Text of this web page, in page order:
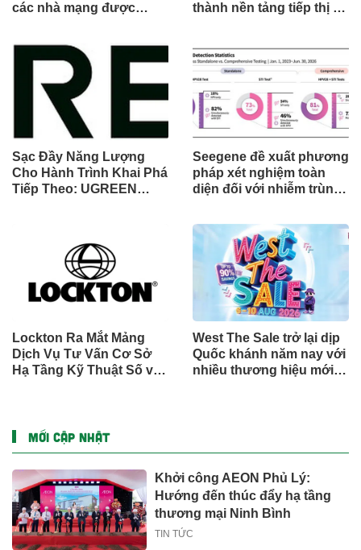
các nhà mạng được
về chất lượng và độ tin
cậy của cuộc gọi thoại
thành nền tảng tiếp thị tự
trưởng khách hàng
Sạc Đầy Năng Lượng
Cho Hành Trình Khai Phá
Tiếp Theo: UGREEN
Seegene đề xuất phương
pháp xét nghiệm toàn
diện đối với nhiễm trùng
qua Nghiên cứu lâm
sàng một triệu ca toàn
cầu (GMCS)
Lockton Ra Mắt Mảng
Dịch Vụ Tư Vấn Cơ Sở
Hạ Tầng Kỹ Thuật Số và
West The Sale trở lại dịp
Quốc khánh năm nay với
nhiều thương hiệu mới,
MỚI CẬP NHẬT
Khởi công AEON Phủ Lý:
Hướng đến thúc đẩy hạ tầng
thương mại Ninh Bình
TIN TỨC